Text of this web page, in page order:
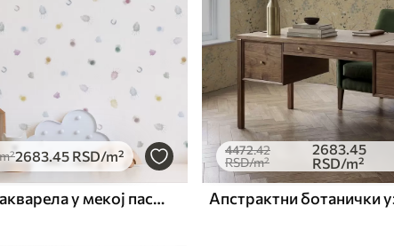
2683.45 RSD/m²
Ситне мрље акварела у мекој пастелној палети
4472.42
RSD/m²
2683.45
RSD/m²